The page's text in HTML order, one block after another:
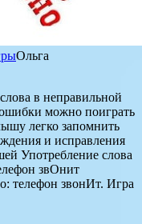
Ольга
в неправильной
можно поиграть
легко запомнить
и исправления
Употребление слова
звОнит
телефон звонИт. Игра